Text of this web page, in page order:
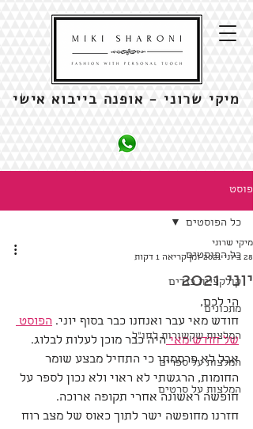
מיקי שרוני - אופנה בייבוא אישי
פוסט
כל הפוסטים
קולקציית בגדים
מתכונים
המלצות שקשורות לחו"ל
המלצות על ספרים
המלצות על סרטים
כל הפוסטים
יוני 2021
מיקי שרוני
28 ביוני 2021
זמן קריאה 1 דקות
הי לכם,
חודש מאי עבר ואנחנו כבר בסוף יוני. הפוסט
של חודש מאי היה כבר מוכן לעלות לבלוג.
אבל לא פרסמתי כי התחיל מבצע שומר
החומות, הרגשתי לא ראוי ולא נכון לספר על
חופשה ראשונה אחרי תקופה ארוכה.
חזרנו מחופשה ישר לתוך כאוס של מצב רוח